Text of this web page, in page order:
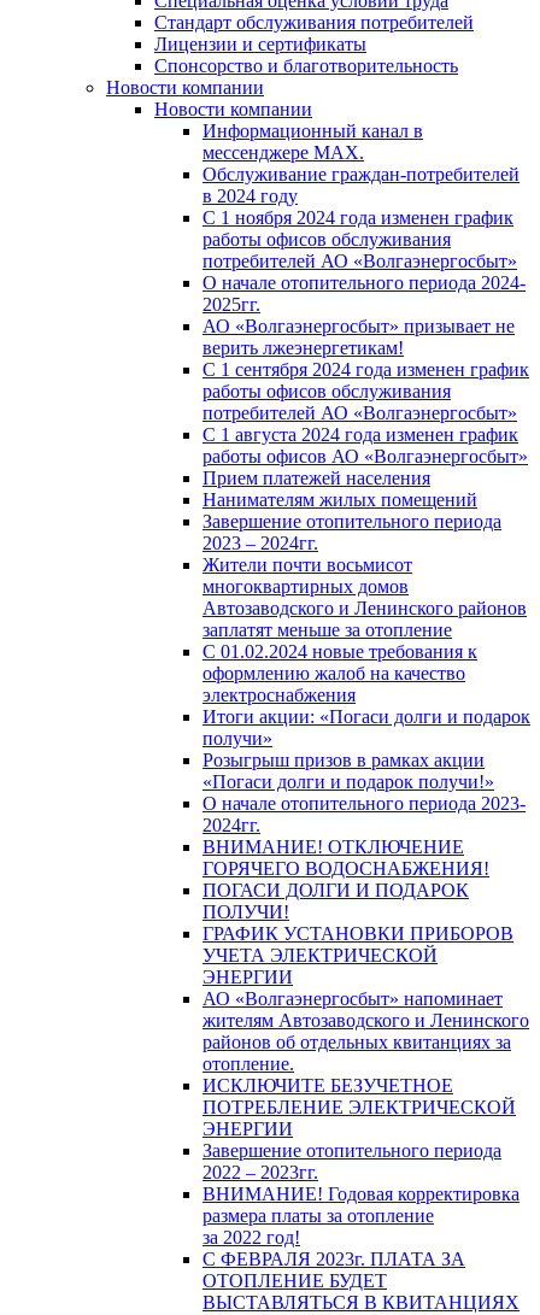
Стандарт обслуживания потребителей
Лицензии и сертификаты
Спонсорство и благотворительность
Новости компании
Новости компании
Информационный канал в
мессенджере MAX.
Обслуживание граждан-потребителей
в 2024 году
С 1 ноября 2024 года изменен график
работы офисов обслуживания
потребителей АО «Волгаэнергосбыт»
О начале отопительного периода 2024-
2025гг.
АО «Волгаэнергосбыт» призывает не
верить лжеэнергетикам!
С 1 сентября 2024 года изменен график
работы офисов обслуживания
потребителей АО «Волгаэнергосбыт»
С 1 августа 2024 года изменен график
работы офисов АО «Волгаэнергосбыт»
Прием платежей населения
Нанимателям жилых помещений
Завершение отопительного периода
2023 – 2024гг.
Жители почти восьмисот
многоквартирных домов
Автозаводского и Ленинского районов
заплатят меньше за отопление
С 01.02.2024 новые требования к
оформлению жалоб на качество
электроснабжения
Итоги акции: «Погаси долги и подарок
получи»
Розыгрыш призов в рамках акции
«Погаси долги и подарок получи!»
О начале отопительного периода 2023-
2024гг.
ВНИМАНИЕ! ОТКЛЮЧЕНИЕ
ГОРЯЧЕГО ВОДОСНАБЖЕНИЯ!
ПОГАСИ ДОЛГИ И ПОДАРОК
ПОЛУЧИ!
ГРАФИК УСТАНОВКИ ПРИБОРОВ
УЧЕТА ЭЛЕКТРИЧЕСКОЙ
ЭНЕРГИИ
АО «Волгаэнергосбыт» напоминает
жителям Автозаводского и Ленинского
районов об отдельных квитанциях за
отопление.
ИСКЛЮЧИТЕ БЕЗУЧЕТНОЕ
ПОТРЕБЛЕНИЕ ЭЛЕКТРИЧЕСКОЙ
ЭНЕРГИИ
Завершение отопительного периода
2022 – 2023гг.
ВНИМАНИЕ! Годовая корректировка
размера платы за отопление
за 2022 год!
С ФЕВРАЛЯ 2023г. ПЛАТА ЗА
ОТОПЛЕНИЕ БУДЕТ
ВЫСТАВЛЯТЬСЯ В КВИТАНЦИЯХ